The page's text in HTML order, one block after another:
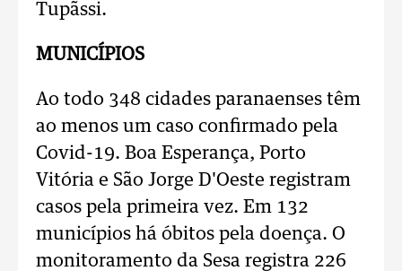
Tupãssi.
MUNICÍPIOS
Ao todo 348 cidades paranaenses têm
ao menos um caso confirmado pela
Covid-19. Boa Esperança, Porto
Vitória e São Jorge D'Oeste registram
casos pela primeira vez. Em 132
municípios há óbitos pela doença. O
monitoramento da Sesa registra 226